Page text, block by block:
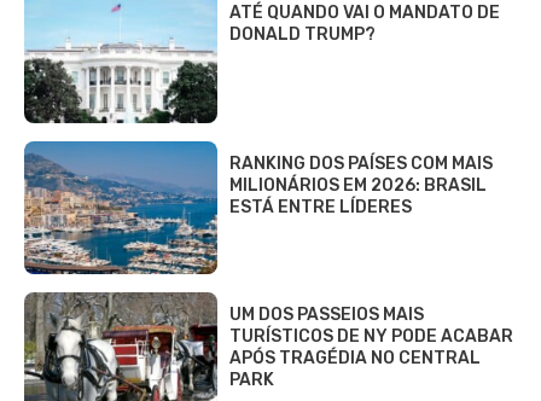
ATÉ QUANDO VAI O MANDATO DE
DONALD TRUMP?
RANKING DOS PAÍSES COM MAIS
MILIONÁRIOS EM 2026: BRASIL
ESTÁ ENTRE LÍDERES
UM DOS PASSEIOS MAIS
TURÍSTICOS DE NY PODE ACABAR
APÓS TRAGÉDIA NO CENTRAL
PARK